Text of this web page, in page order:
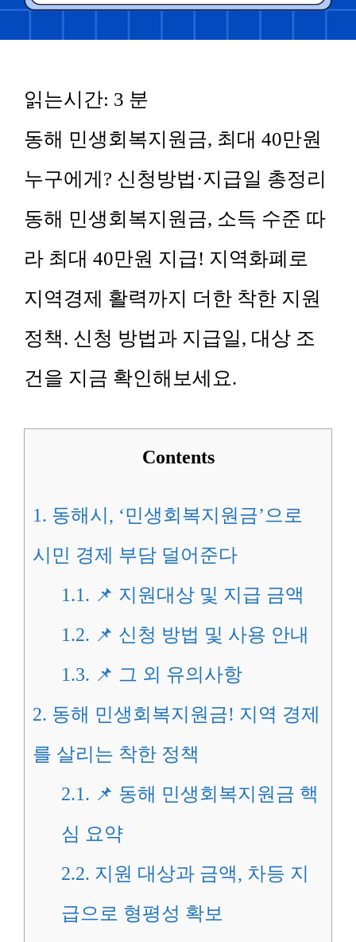
읽는시간: 3 분
동해 민생회복지원금, 최대 40만원
누구에게? 신청방법·지급일 총정리
동해 민생회복지원금, 소득 수준 따
라 최대 40만원 지급! 지역화폐로
지역경제 활력까지 더한 착한 지원
정책. 신청 방법과 지급일, 대상 조
건을 지금 확인해보세요.
Contents
1. 동해시, ‘민생회복지원금’으로
시민 경제 부담 덜어준다
1.1. 📌 지원대상 및 지급 금액
1.2. 📌 신청 방법 및 사용 안내
1.3. 📌 그 외 유의사항
2. 동해 민생회복지원금! 지역 경제
를 살리는 착한 정책
2.1. 📌 동해 민생회복지원금 핵
심 요약
2.2. 지원 대상과 금액, 차등 지
급으로 형평성 확보